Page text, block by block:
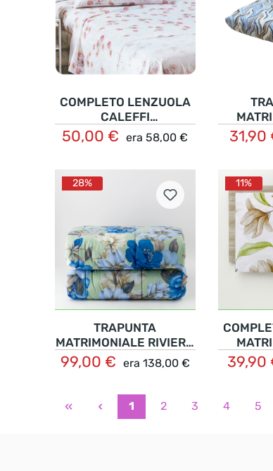
COMPLETO LENZUOLA
CALEFFI
MATRIMONIALE IN
COTONE FLORES
50,00 € era58,00 €
Dettagli 31,90
28%
TRAPUNTA
MATRIMONIALE RIVIERA
FLOREALE HOARA
99,00 € era 138,00 €
Dettagli
11%
39,90
1 2 3 4 5